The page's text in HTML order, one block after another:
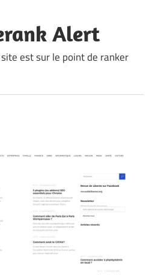
Alert
est sur le point de ranker